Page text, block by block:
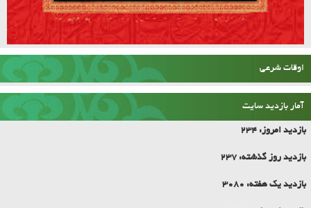
اوقات شرعی
آمار بازدید سایت
بازدید امروز: 234
بازدید روز گذشته:
بازدید یک هفته: 3080
بازدید این ماه: 3970